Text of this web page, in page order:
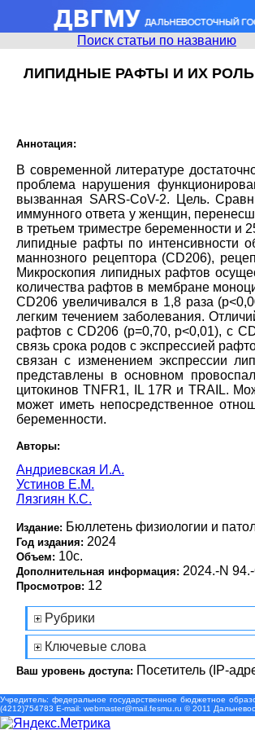
Поиск статьи по названию
ЛИПИДНЫЕ РАФТЫ И ИХ РОЛЬ
Аннотация:
В современной литературе
проблема нарушения
вызванная SARS-CoV-2. Цель.
иммунного ответа у женщин,
в третьем триместре беременности
липидные рафты по интенсивности
маннозного рецептора (CD206),
Микроскопия липидных рафтов
количества рафтов в мембране
CD206 увеличивался в 1,8 раза
легким течением заболевания.
рафтов с CD206 (р=0,70, р<0,01), с
связь срока родов с экспрессией
связан с изменением экспрессии
представлены в основном
цитокинов TNFR1, IL 17R и TRAIL.
может иметь непосредственное
беременности.
Авторы:
Андриевская И.А.
Устинов Е.М.
Лязгиян К.С.
Издание: Бюллетень физиологии и
Год издания: 2024
Объем: 10с.
Дополнительная информация: 2024.-N
Просмотров: 12
Рубрики
Ключевые слова
Ваш уровень доступа: Посетитель (IP-
Учредитель: федеральное государственное бюджетное
(4212)754783 Е-mail: webmaster@mail.fesmu.ru © 2011